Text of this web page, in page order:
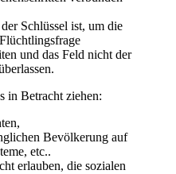
Schlüssel ist, um die
und das Feld nicht der
in Betracht ziehen:
Bevölkerung auf
etc..
erlauben, die sozialen